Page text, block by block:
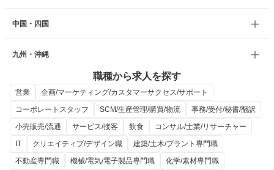
中国・四国
九州・沖縄
職種から求人を探す
営業
企画/マーケティング/カスタマーサクセス/サポート
コーポレートスタッフ
SCM/生産管理/購買/物流
事務/受付/秘書/翻訳
小売販売/流通
サービス/接客 飲食
コンサル/士業/リサーチャー
IT
クリエイティブ/デザイン職
建築/土木/プラント専門職
不動産専門職
機械/電気/電子製品専門職
化学/素材専門職